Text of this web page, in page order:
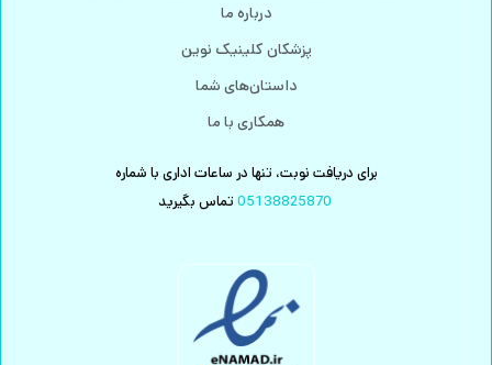
درباره ما
پزشکان کلینیک نوین
داستان‌های شما
همکاری با ما
برای دریافت نوبت، تنها در ساعات اداری با شماره
05138825870 تماس بگیرید